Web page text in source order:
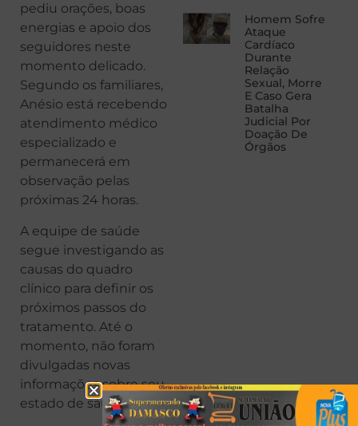
pediu orações, boas
energias e apoio dos
seguidores neste
momento delicado.
Segundo os familiares,
Anésio está recebendo
atendimento médico
especializado e
permanecerá em
observação pelas
próximas 24 horas.
A equipe de saúde
segue investigando as
causas do quadro
clínico para definir os
próximos passos do
tratamento. Até o
momento, não foram
divulgadas novas
informações sobre seu
estado de saúde.
Homem Sofre
Ataque
Cardíaco
Durante
Relação
Sexual, Morre
E Caso Gera
Batalha
Judicial Por
Doação De
Órgãos